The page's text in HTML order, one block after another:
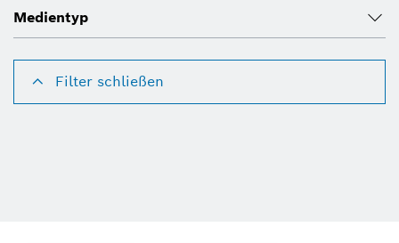
Medientyp
Filter schließen